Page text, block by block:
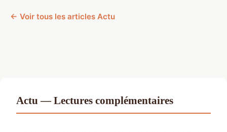
← Voir tous les articles Actu
Actu — Lectures complémentaires